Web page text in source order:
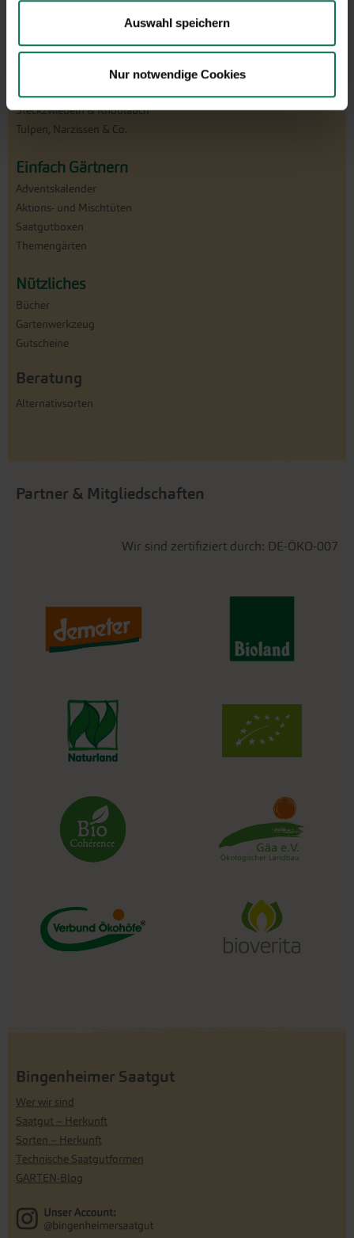
Auswahl speichern
Nur notwendige Cookies
Pflanzgut
Dahlien, Gladiolen & Co.
Steckzwiebeln & Knoblauch
Tulpen, Narzissen & Co.
Einfach Gärtnern
Adventskalender
Aktions- und Mischtüten
Saatgutboxen
Themengärten
Nützliches
Bücher
Gartenwerkzeug
Gutscheine
Beratung
Alternativsorten
Partner & Mitgliedschaften
Wir sind zertifiziert durch: DE-ÖKO-007
Bingenheimer Saatgut
Wer wir sind
Saatgut – Herkunft
Sorten – Herkunft
Technische Saatgutformen
GARTEN-Blog